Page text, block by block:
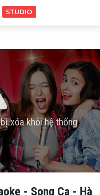
xóa khỏi hệ thống
- Song Ca - Hà